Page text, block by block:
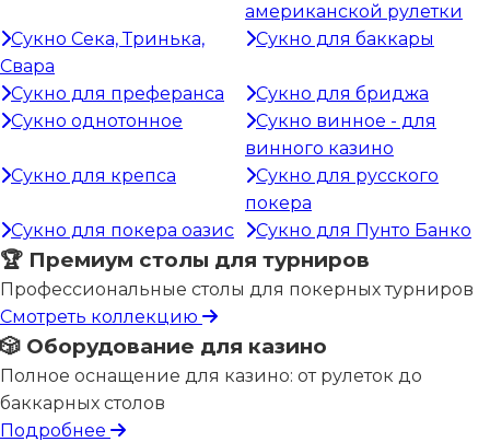
американской рулетки
Сукно Сека, Тринька,
Свара
Сукно для баккары
Сукно для преферанса
Сукно для бриджа
Сукно однотонное
Сукно винное - для
винного казино
Сукно для крепса
Сукно для русского
покера
Сукно для покера оазис
Сукно для Пунто Банко
🏆 Премиум столы для турниров
Профессиональные столы для покерных турниров
Смотреть коллекцию
🎲 Оборудование для казино
Полное оснащение для казино: от рулеток до
баккарных столов
Подробнее